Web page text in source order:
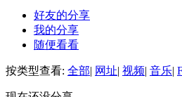
好友的分享
我的分享
随便看看
按类型查看: 全部| 网址| 视频| 音乐|